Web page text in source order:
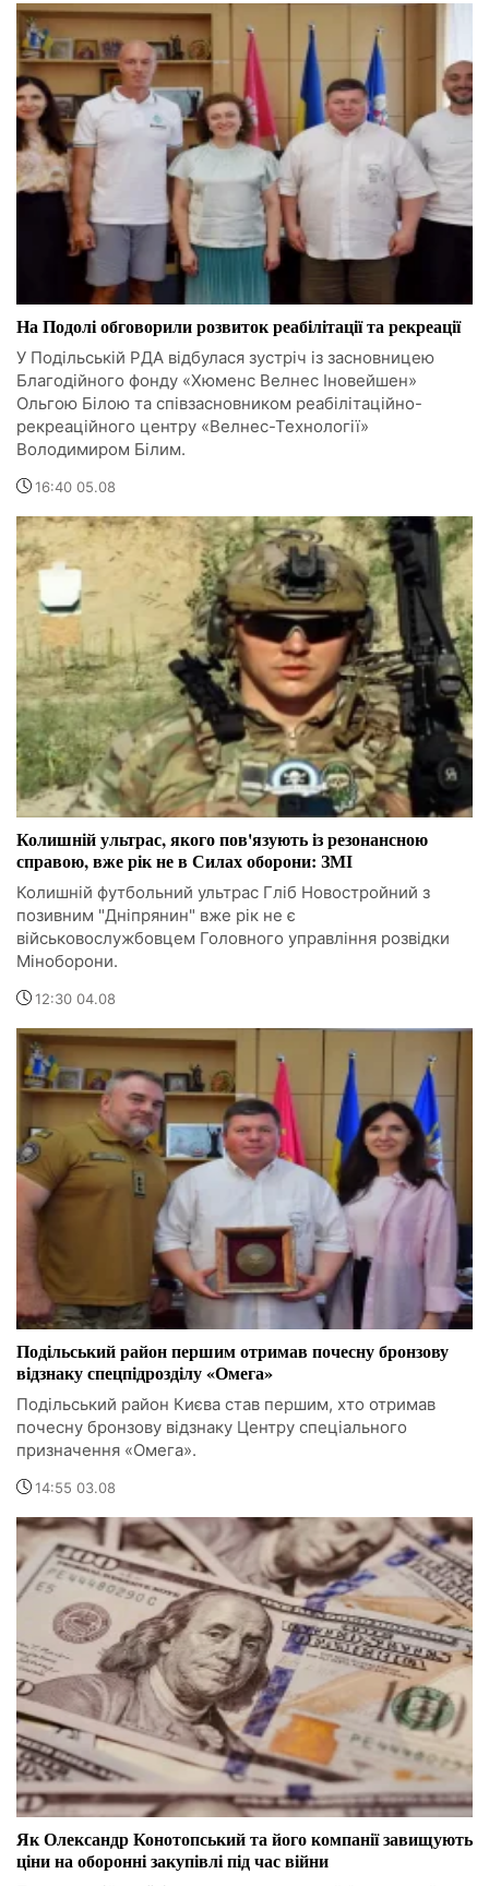
На Подолі обговорили розвиток реабілітації та рекреації
У Подільській РДА відбулася зустріч із засновницею
Благодійного фонду «Хюменс Велнес Іновейшен»
Ольгою Білою та співзасновником реабілітаційно-
рекреаційного центру «Велнес-Технології»
Володимиром Білим.
16:40 05.08
Колишній ультрас, якого пов'язують із резонансною
справою, вже рік не в Силах оборони: ЗМІ
Колишній футбольний ультрас Гліб Новостройний з
позивним "Дніпрянин" вже рік не є
військовослужбовцем Головного управління розвідки
Міноборони.
12:30 04.08
Подільський район першим отримав почесну бронзову
відзнаку спецпідрозділу «Омега»
Подільський район Києва став першим, хто отримав
почесну бронзову відзнаку Центру спеціального
призначення «Омега».
14:55 03.08
Як Олександр Конотопський та його компанії завищують
ціни на оборонні закупівлі під час війни